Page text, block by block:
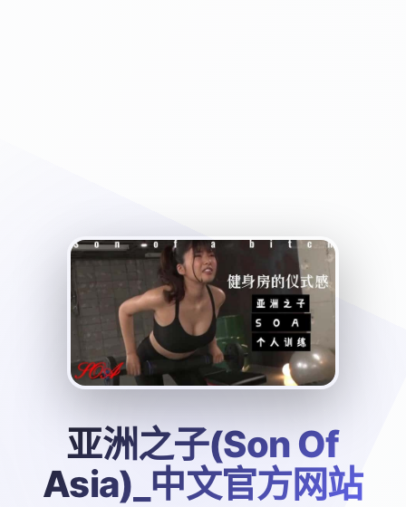
亚洲之子(Son Of
Asia)_中文官方网站